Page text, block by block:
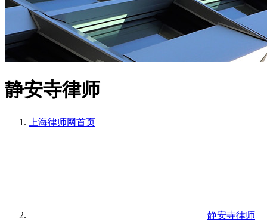
静安寺律师
上海律师网首页
静安寺律师